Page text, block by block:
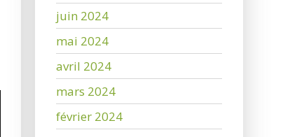
juin 2024
mai 2024
avril 2024
mars 2024
février 2024